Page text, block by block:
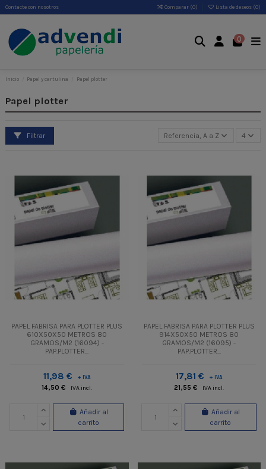
Contacte con nosotros Comparar (0) Lista de deseos (0)
0
Inicio Papel y cartulina Papel plotter
Papel plotter
Filtrar Referencia, A a Z 4
PAPEL FABRISA PARA PLOTTER PLUS
610X50X50 METROS 80
GRAMOS/M2 (16094) -
PAP.PLOTTER...
11,98 € + IVA
14,50 € IVA incl.
Añadir al
carrito
PAPEL FABRISA PARA PLOTTER PLUS
914X50X50 METROS 80
GRAMOS/M2 (16095) -
PAP.PLOTTER...
17,81 € + IVA
21,55 € IVA incl.
Añadir al
carrito